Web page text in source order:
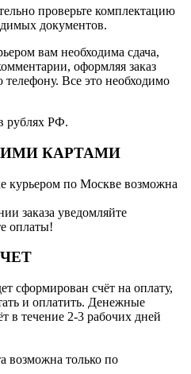
проверьте комплектацию
документов.
вам необходима сдача,
оформляя заказ
Все это необходимо
рублях РФ.
КАРТАМИ
курьером по Москве возможна
уведомляйте
оплаты!
сформирован счёт на оплату,
и оплатить. Денежные
в течение 2-3 рабочих дней
возможна только по